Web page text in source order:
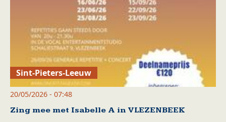
Sint-Pieters-Leeuw
20/05/2026 - 07:48
Zing mee met Isabelle A in VLEZENBEEK